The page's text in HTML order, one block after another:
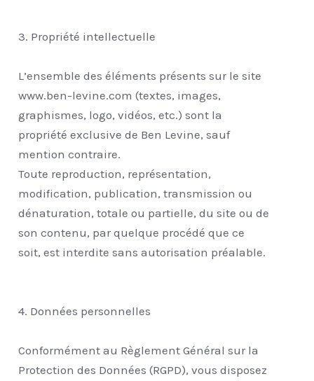
3. Propriété intellectuelle
L’ensemble des éléments présents sur le site
www.ben-levine.com (textes, images,
graphismes, logo, vidéos, etc.) sont la
propriété exclusive de Ben Levine, sauf
mention contraire.
Toute reproduction, représentation,
modification, publication, transmission ou
dénaturation, totale ou partielle, du site ou de
son contenu, par quelque procédé que ce
soit, est interdite sans autorisation préalable.
4. Données personnelles
Conformément au Règlement Général sur la
Protection des Données (RGPD), vous disposez